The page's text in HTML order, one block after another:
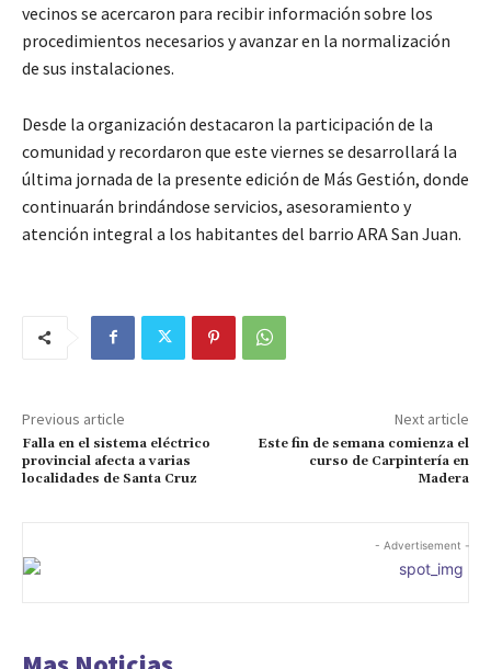
vecinos se acercaron para recibir información sobre los
procedimientos necesarios y avanzar en la normalización
de sus instalaciones.
Desde la organización destacaron la participación de la
comunidad y recordaron que este viernes se desarrollará la
última jornada de la presente edición de Más Gestión, donde
continuarán brindándose servicios, asesoramiento y
atención integral a los habitantes del barrio ARA San Juan.
Previous article
Falla en el sistema eléctrico
provincial afecta a varias
localidades de Santa Cruz
Next article
Este fin de semana comienza el
curso de Carpintería en
Madera
- Advertisement -